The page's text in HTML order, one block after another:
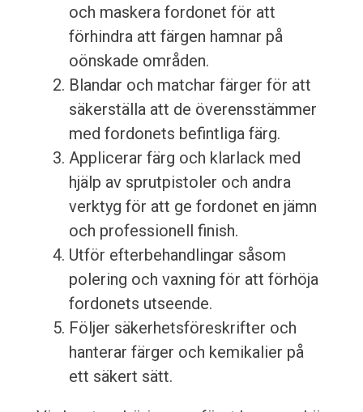
och maskera fordonet för att
förhindra att färgen hamnar på
oönskade områden.
Blandar och matchar färger för att
säkerställa att de överensstämmer
med fordonets befintliga färg.
Applicerar färg och klarlack med
hjälp av sprutpistoler och andra
verktyg för att ge fordonet en jämn
och professionell finish.
Utför efterbehandlingar såsom
polering och vaxning för att förhöja
fordonets utseende.
Följer säkerhetsföreskrifter och
hanterar färger och kemikalier på
ett säkert sätt.